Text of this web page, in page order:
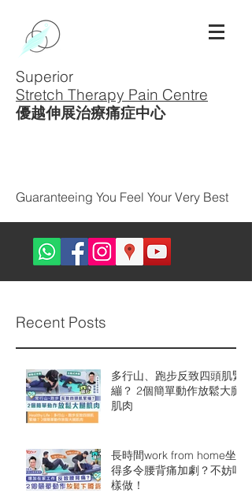
Superior
Stretch Therapy Pain Centre
優越伸展治療痛症中心
Guaranteeing You Feel Your Very Best
Recent Posts
多行山、跑步反致四頭肌緊
繃？ 2個簡單動作放鬆大腿
肌肉
長時間work from home坐
得多令腰背痛加劇￼？不妨咁
樣做！